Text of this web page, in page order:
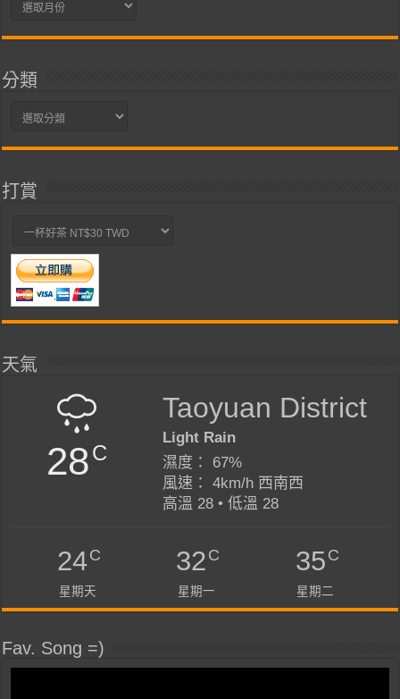
分類
分
打賞
天氣
28C
Taoyuan District
Light Rain
濕度： 67%
風速： 4km/h 西南西
高溫 28 • 低溫 28
24C
星期天
32C
星期一
35C
星期二
Fav. Song =)